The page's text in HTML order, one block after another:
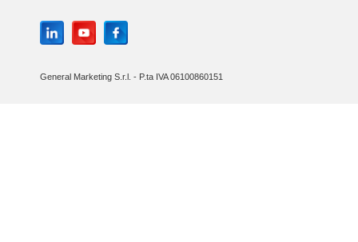
General Marketing S.r.l. - P.ta IVA 06100860151